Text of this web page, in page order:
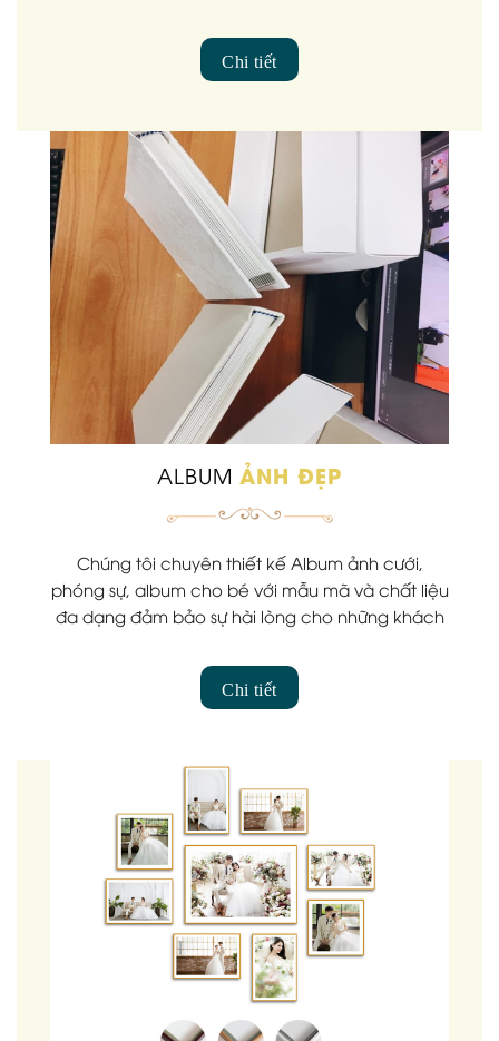
in phun.
Chi tiết
ALBUM ẢNH ĐẸP
Chúng tôi chuyên thiết kế Album ảnh cưới,
phóng sự, album cho bé với mẫu mã và chất liệu
đa dạng đảm bảo sự hài lòng cho những khách
Chi tiết